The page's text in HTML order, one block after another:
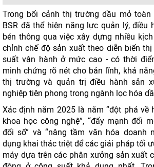
Trong bối cảnh thị trường dầu mỏ
BSR đã thể hiện năng lực quản lý, điều
bén thông qua việc xây dựng nhiều
chỉnh chế độ sản xuất theo diễn biến
suất vận hành ở mức cao - có thời
minh chứng rõ nét cho bản lĩnh, khả
thị trường và quản trị điều hành sản
nghiệp tiên phong trong ngành lọc hóa
Xác định năm 2025 là năm “đột phá về
khoa học công nghệ”, “đẩy mạnh đổi
đổi số” và “nâng tầm văn hóa doanh
dụng khai thác triệt để các giải pháp tối
máy dựa trên các phân xưởng sản xuất